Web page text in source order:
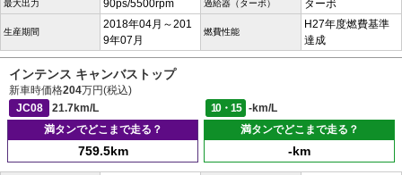
最大出力 90ps/5500rpm 過給器（ターボ） ターボ
生産期間
2018年04月～201
9年07月
燃費性能
H27年度燃費基準
達成
インテンス キャンバストップ
新車時価格204万円(税込)
JC08
21.7km/L 10・15
-km/L
満タンでどこまで走る？
759.5km
満タンでどこまで走る？
-km